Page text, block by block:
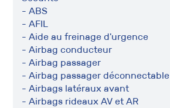
- ABS
- AFIL
- Aide au freinage d'urgence
- Airbag conducteur
- Airbag passager
- Airbag passager déconnectable
- Airbags latéraux avant
- Airbags rideaux AV et AR